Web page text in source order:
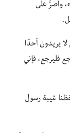
وأصرَّ على
يريدون أحدًا
فليرجع، فإني
غيبة رسول